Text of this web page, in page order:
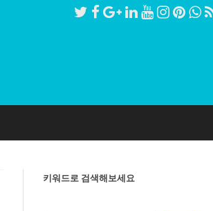
키워드로 검색해보세요